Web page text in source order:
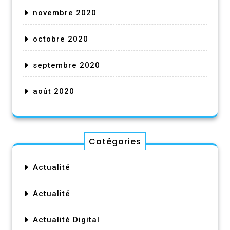
novembre 2020
octobre 2020
septembre 2020
août 2020
Catégories
Actualité
Actualité
Actualité Digital